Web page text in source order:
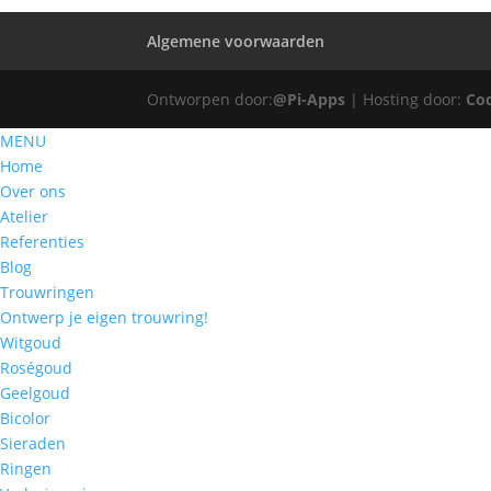
Algemene voorwaarden
Ontworpen door:@Pi-Apps | Hosting door:
MENU
Home
Over ons
Atelier
Referenties
Blog
Trouwringen
Ontwerp je eigen trouwring!
Witgoud
Roségoud
Geelgoud
Bicolor
Sieraden
Ringen